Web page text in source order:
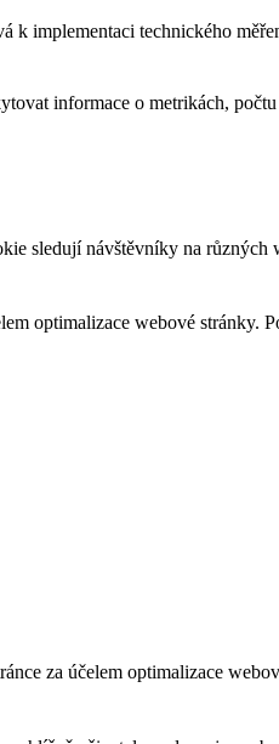
k implementaci technického
informace o metrikách,
sledují návštěvníky na
optimalizace webové stránky.
za účelem optimalizace